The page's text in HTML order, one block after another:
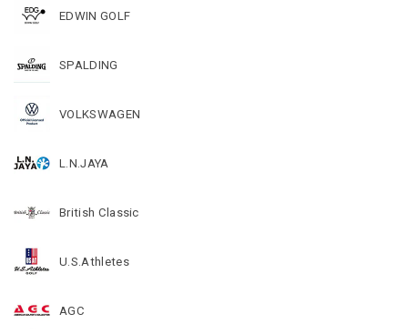
EDWIN GOLF
SPALDING
VOLKSWAGEN
L.N.JAYA
British Classic
U.S.Athletes
AGC